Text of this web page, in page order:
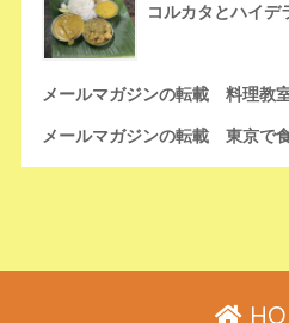
コルカタとハイデ
メールマガジンの転載 料理教
メールマガジンの転載 東京で